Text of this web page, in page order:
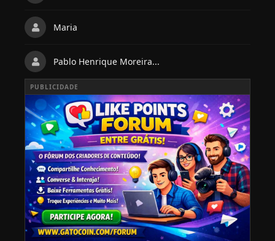
Maria
Pablo Henrique Moreira...
PUBLICIDADE